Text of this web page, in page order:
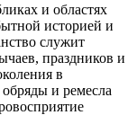
и областях
историей и
служит
праздников и
в
и ремесла